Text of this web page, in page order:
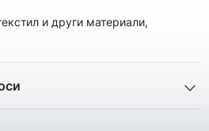
и други материали,